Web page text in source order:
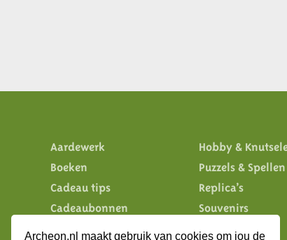
Archeon.nl maakt gebruik van cookies om jou de
Aardewerk
Boeken
Cadeau tips
Cadeaubonnen
Hobby &
Puzzels & Spellen
Replica’s
Souvenirs